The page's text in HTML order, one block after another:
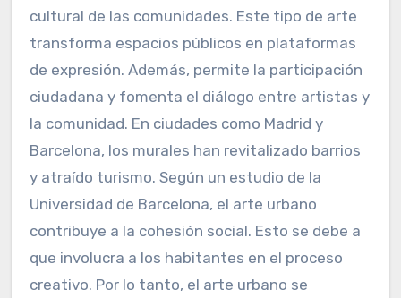
cultural de las comunidades. Este tipo de arte
transforma espacios públicos en plataformas
de expresión. Además, permite la participación
ciudadana y fomenta el diálogo entre artistas y
la comunidad. En ciudades como Madrid y
Barcelona, los murales han revitalizado barrios
y atraído turismo. Según un estudio de la
Universidad de Barcelona, el arte urbano
contribuye a la cohesión social. Esto se debe a
que involucra a los habitantes en el proceso
creativo. Por lo tanto, el arte urbano se